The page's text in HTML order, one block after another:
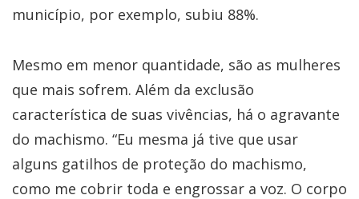
município, por exemplo, subiu 88%.
Mesmo em menor quantidade, são as mulheres
que mais sofrem. Além da exclusão
característica de suas vivências, há o agravante
do machismo. “Eu mesma já tive que usar
alguns gatilhos de proteção do machismo,
como me cobrir toda e engrossar a voz. O corpo